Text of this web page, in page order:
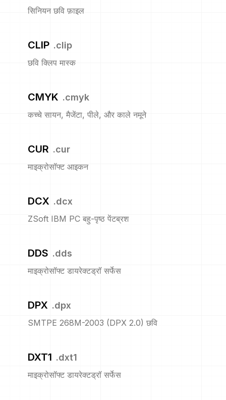
सिनियन छवि फ़ाइल
CLIP .clip
छवि क्लिप मास्क
CMYK .cmyk
कच्चे सायन, मैजेंटा, पीले, और काले नमूने
CUR .cur
माइक्रोसॉफ्ट आइकन
DCX .dcx
ZSoft IBM PC बहु-पृष्ठ पेंटब्रश
DDS .dds
माइक्रोसॉफ्ट डायरेक्टड्रॉ सर्फेस
DPX .dpx
SMTPE 268M-2003 (DPX 2.0) छवि
DXT1 .dxt1
माइक्रोसॉफ्ट डायरेक्टड्रॉ सर्फेस